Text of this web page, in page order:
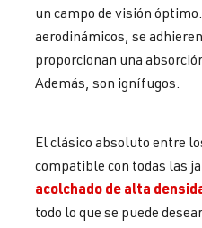
un campo de visión
aerodinámicos, se
proporcionan una
Además, son ignífugos.
El clásico absoluto entre
compatible con todas las
acolchado de alta
todo lo que se puede